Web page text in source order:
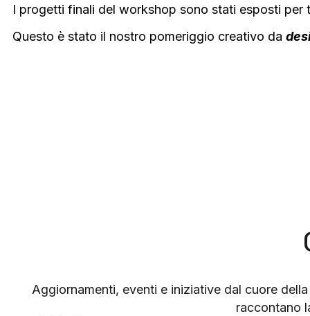
I progetti finali del workshop sono stati esposti per
Questo è stato il nostro pomeriggio creativo da
Aggiornamenti, eventi e iniziative dal cuore
raccontano